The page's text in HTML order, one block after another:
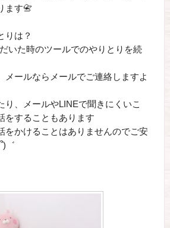
ます📇
りは？
いた時のツールでのやりとりを続
ールならメールでご連絡しますよ
り、メールやLINEで聞きにくいこ
をすることもあります
をかけることはありませんのでご安
゛